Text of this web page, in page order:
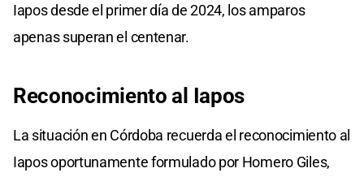
Iapos desde el primer día de 2024, los amparos
apenas superan el centenar.
Reconocimiento al Iapos
La situación en Córdoba recuerda el reconocimiento al
Iapos oportunamente formulado por Homero Giles,